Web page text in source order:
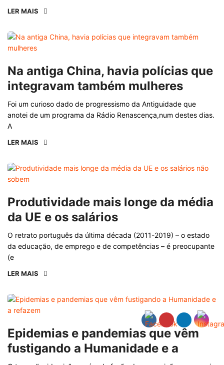
LER MAIS
Na antiga China, havia polícias que
integravam também mulheres
Foi um curioso dado de progressismo da Antiguidade que
anotei de um programa da Rádio Renascença,num destes dias.
A
LER MAIS
Produtividade mais longe da média
da UE e os salários
O retrato português da última década (2011-2019) – o estado
da educação, de emprego e de competências – é preocupante
(e
LER MAIS
Epidemias e pandemias que vêm
fustigando a Humanidade e a